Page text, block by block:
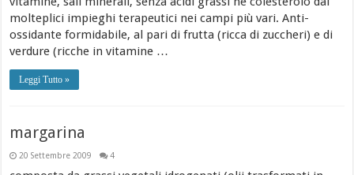
molteplici impieghi terapeutici nei campi più vari. Anti-
ossidante formidabile, al pari di frutta (ricca di zuccheri) e di
verdure (ricche in vitamine …
Leggi Tutto »
margarina
20 Settembre 2009 4